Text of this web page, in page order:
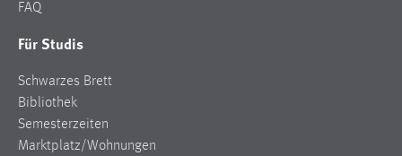
FAQ
Für Studis
Schwarzes Brett
Bibliothek
Semesterzeiten
Marktplatz/Wohnungen
MARKETING
Marketing Cookies werden von Drittanbietern
verwendet, um personalisierte Werbung anzuzeigen.
Sie tun dies, indem sie Besucher über Websites
hinweg verfolgen.